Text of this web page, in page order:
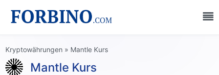
Kryptowährungen » Mantle Kurs
Mantle Kurs